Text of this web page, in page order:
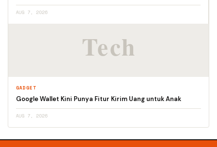
AUG 7, 2026
GADGET
Google Wallet Kini Punya Fitur Kirim Uang untuk Anak
AUG 7, 2026